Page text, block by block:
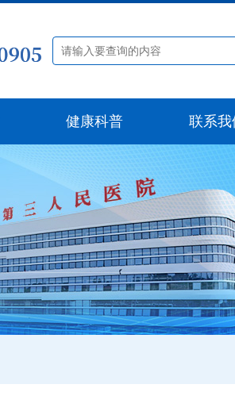
健康科普 联系我